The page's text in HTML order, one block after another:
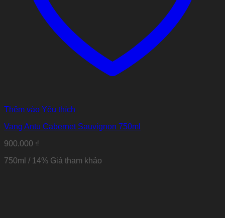
Thêm vào Yêu thích
Vang Antu Cabernet Sauvignon 750ml
900.000 ₫
750ml / 14% Giá tham khảo